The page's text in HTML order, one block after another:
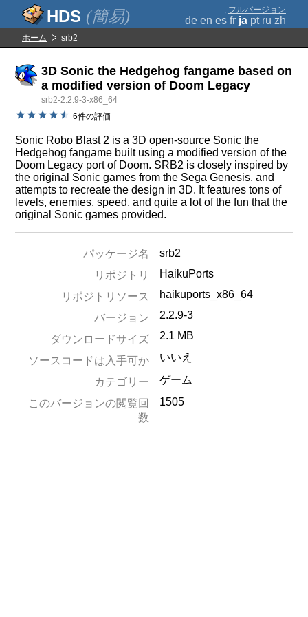
(簡易) ; フルバージョン
de en es fr ja pt ru zh
ホーム srb2
3D Sonic the Hedgehog fangame based on
a modified version of Doom Legacy
srb2-2.2.9-3-x86_64
6件の評価
Sonic Robo Blast 2 is a 3D open-source Sonic the
Hedgehog fangame built using a modified version of the
Doom Legacy port of Doom. SRB2 is closely inspired by
the original Sonic games from the Sega Genesis, and
attempts to recreate the design in 3D. It features tons of
levels, enemies, speed, and quite a lot of the fun that the
original Sonic games provided.
パッケージ名
srb2
リポジトリ
HaikuPorts
リポジトリソース
haikuports_x86_64
バージョン
2.2.9-3
ダウンロードサイズ 2.1 MB
ソースコードは入手可か いいえ
カテゴリー
ゲーム
このバージョンの閲覧回
数
1505